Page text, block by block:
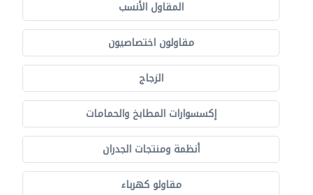
المقاول الأنسب
مقاولون اختصاصيون
الزجاج
إكسسوارات المطابخ والحمامات
أنظمة ومنتجات الجدران
مقاولو كهرباء